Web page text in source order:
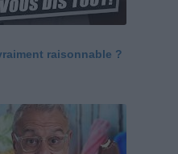
raisonnable ?